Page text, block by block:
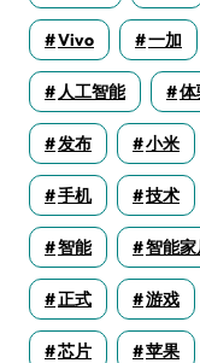
Vivo 一加
人工智能 体
发布 小米
手机 技术
智能 智能家
正式 游戏
芯片 苹果